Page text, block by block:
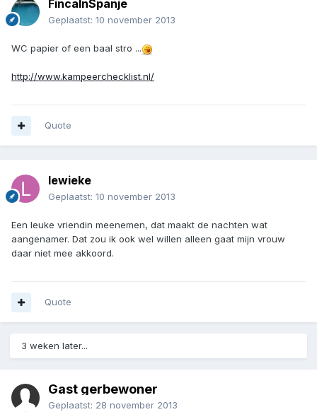
FincaInSpanje
Geplaatst: 10 november 2013
WC papier of een baal stro ...
http://www.kampeerchecklist.nl/
Quote
lewieke
Geplaatst: 10 november 2013
Een leuke vriendin meenemen, dat maakt de nachten wat
aangenamer. Dat zou ik ook wel willen alleen gaat mijn vrouw
daar niet mee akkoord.
Quote
3 weken later...
Gast gerbewoner
Geplaatst: 28 november 2013